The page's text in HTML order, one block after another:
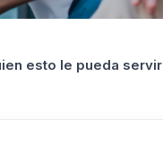
esto le pueda